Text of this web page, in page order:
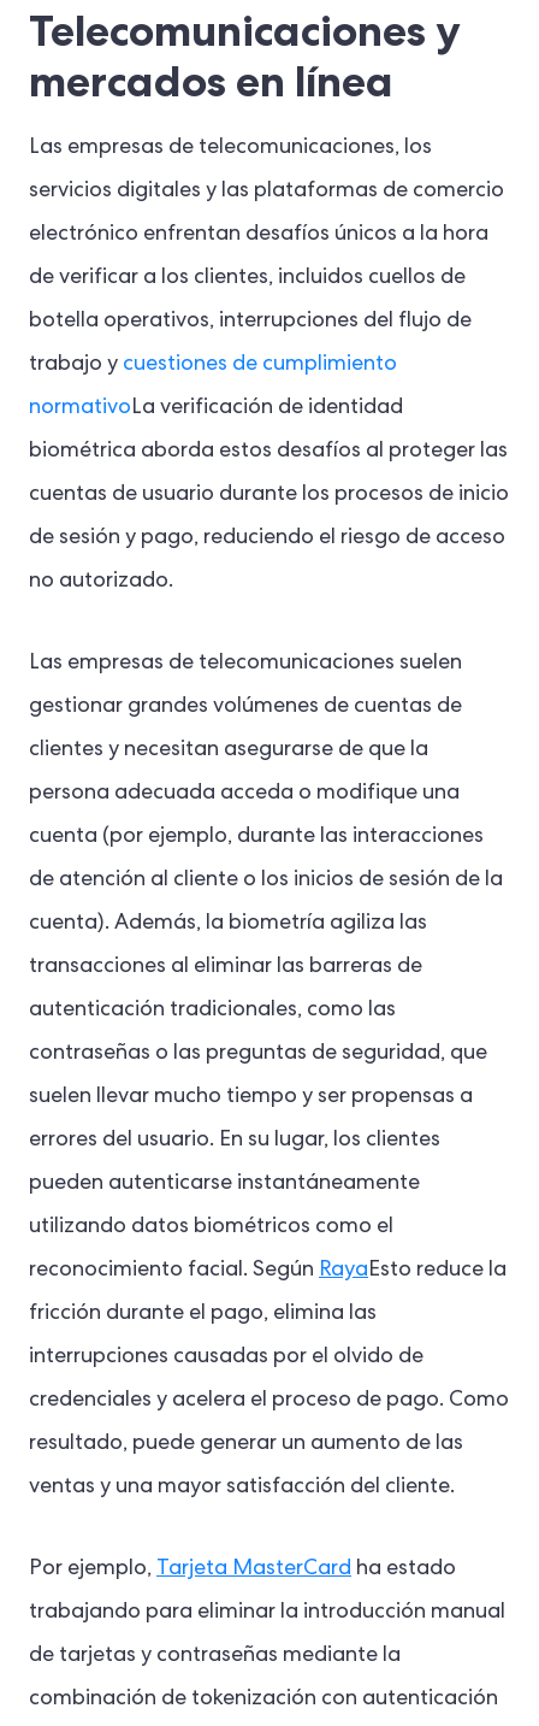
Telecomunicaciones y
mercados en línea
Las empresas de telecomunicaciones, los
servicios digitales y las plataformas de comercio
electrónico enfrentan desafíos únicos a la hora
de verificar a los clientes, incluidos cuellos de
botella operativos, interrupciones del flujo de
trabajo y cuestiones de cumplimiento
normativo La verificación de identidad
biométrica aborda estos desafíos al proteger las
cuentas de usuario durante los procesos de inicio
de sesión y pago, reduciendo el riesgo de acceso
no autorizado.
Las empresas de telecomunicaciones suelen
gestionar grandes volúmenes de cuentas de
clientes y necesitan asegurarse de que la
persona adecuada acceda o modifique una
cuenta (por ejemplo, durante las interacciones
de atención al cliente o los inicios de sesión de la
cuenta). Además, la biometría agiliza las
transacciones al eliminar las barreras de
autenticación tradicionales, como las
contraseñas o las preguntas de seguridad, que
suelen llevar mucho tiempo y ser propensas a
errores del usuario. En su lugar, los clientes
pueden autenticarse instantáneamente
utilizando datos biométricos como el
reconocimiento facial. Según Raya Esto reduce la
fricción durante el pago, elimina las
interrupciones causadas por el olvido de
credenciales y acelera el proceso de pago. Como
resultado, puede generar un aumento de las
ventas y una mayor satisfacción del cliente.
Por ejemplo, Tarjeta MasterCard ha estado
trabajando para eliminar la introducción manual
de tarjetas y contraseñas mediante la
combinación de tokenización con autenticación